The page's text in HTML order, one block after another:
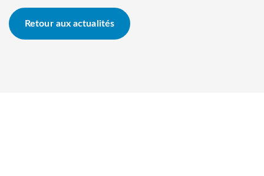
Retour aux actualités